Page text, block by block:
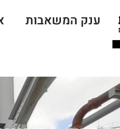
ענק המשאבות